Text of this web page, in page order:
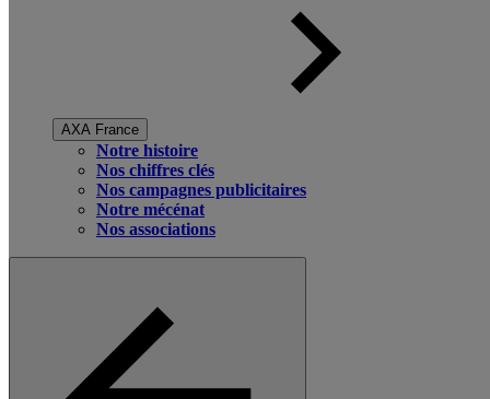
AXA France
Notre histoire
Nos chiffres clés
Nos campagnes publicitaires
Notre mécénat
Nos associations